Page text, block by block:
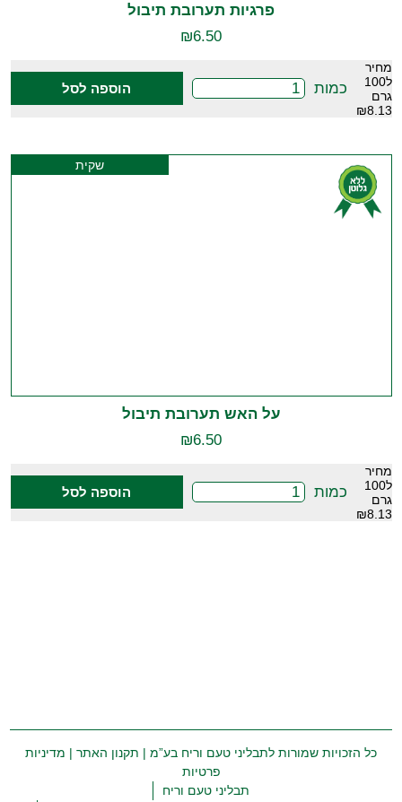
פרגיות תערובת תיבול
₪6.50
מחיר
ל100
גרם
₪8.13
כמות הוספה לסל
שקית
על האש תערובת תיבול
₪6.50
מחיר
ל100
גרם
₪8.13
כמות הוספה לסל
כל הזכויות שמורות לתבליני טעם וריח בע”מ | תקנון האתר | מדיניות
פרטיות
תבליני טעם וריח